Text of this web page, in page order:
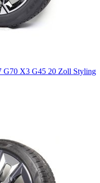
G70 X3 G45 20 Zoll Styling